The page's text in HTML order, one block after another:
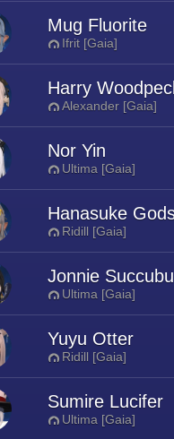
Mug Fluorite
Ifrit [Gaia]
Harry
Alexander [Gaia]
Nor Yin
Ultima [Gaia]
Hanasuke
Ridill [Gaia]
Jonnie
Ultima [Gaia]
Yuyu Otter
Ridill [Gaia]
Sumire Lucifer
Ultima [Gaia]